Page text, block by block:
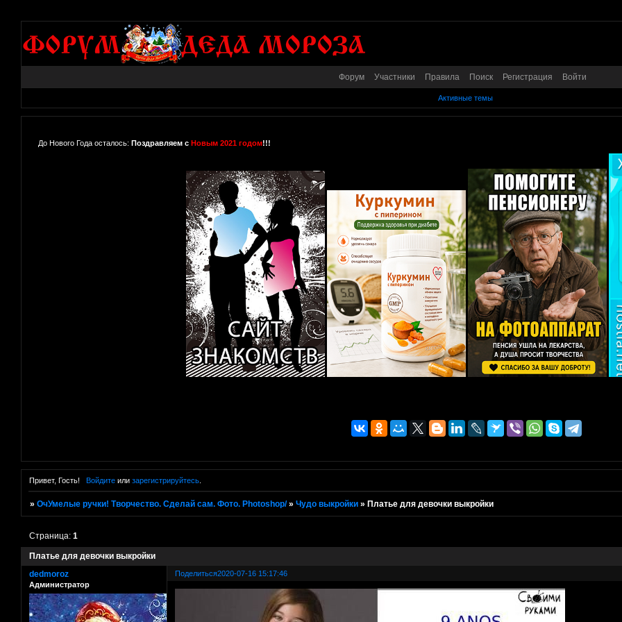
Форум Участники Правила Поиск Регистрация Войти
Активные темы
До Нового Года осталось: Поздравляем с Новым 2021 годом!!!
Привет, Гость! Войдитеили зарегистрируйтесь.
»ОчУмелые ручки! Творчество. Сделай сам. Фото. Photoshop/ »Чудо выкройки » Платье для девочки выкройки
Платье для девочки выкройки
Страница:1
Поделиться2020-07-16 15:17:46
dedmoroz
Администратор